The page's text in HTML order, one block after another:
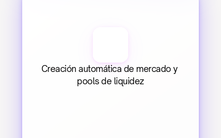
Creación automática de mercado y
pools de liquidez